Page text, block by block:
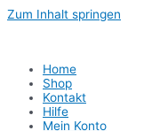
Zum Inhalt springen
Home
Shop
Kontakt
Hilfe
Mein Konto